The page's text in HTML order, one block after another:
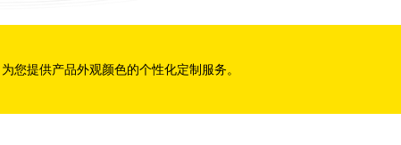
您提供产品外观颜色的个性化定制服务。